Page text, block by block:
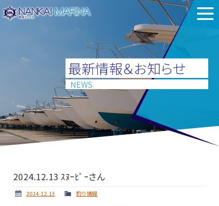
最新情報＆お知らせ
NEWS
2024.12.13 ｽﾇｰﾋﾟｰさん
2024.12.13 釣り情報